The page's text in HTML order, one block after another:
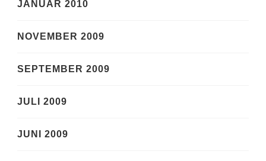
JANUAR 2010
NOVEMBER 2009
SEPTEMBER 2009
JULI 2009
JUNI 2009